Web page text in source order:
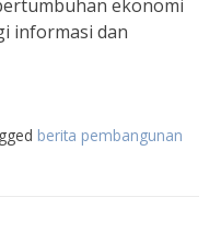
ekonomi
informasi dan
berita pembangunan